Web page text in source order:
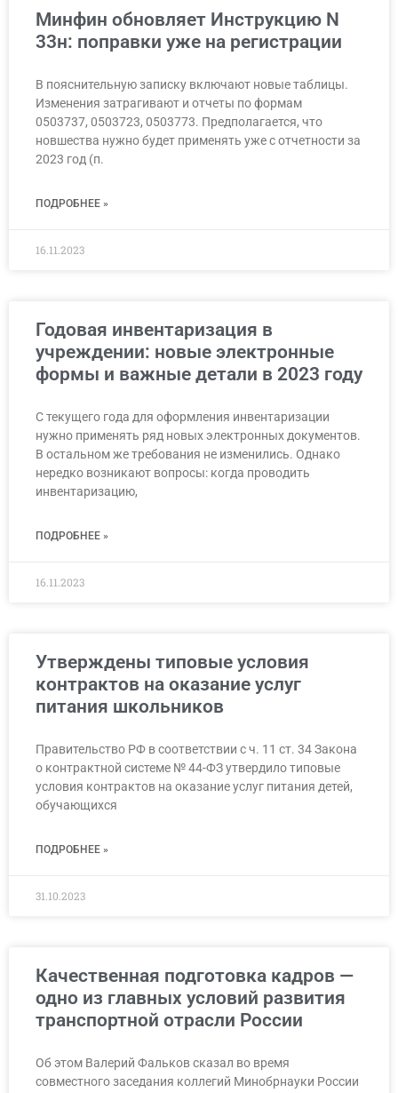
Минфин обновляет Инструкцию N
33н: поправки уже на регистрации
В пояснительную записку включают новые таблицы.
Изменения затрагивают и отчеты по формам
0503737, 0503723, 0503773. Предполагается, что
новшества нужно будет применять уже с отчетности за
2023 год (п.
ПОДРОБНЕЕ »
16.11.2023
Годовая инвентаризация в
учреждении: новые электронные
формы и важные детали в 2023 году
С текущего года для оформления инвентаризации
нужно применять ряд новых электронных документов.
В остальном же требования не изменились. Однако
нередко возникают вопросы: когда проводить
инвентаризацию,
ПОДРОБНЕЕ »
16.11.2023
Утверждены типовые условия
контрактов на оказание услуг
питания школьников
Правительство РФ в соответствии с ч. 11 ст. 34 Закона
о контрактной системе № 44-ФЗ утвердило типовые
условия контрактов на оказание услуг питания детей,
обучающихся
ПОДРОБНЕЕ »
31.10.2023
Качественная подготовка кадров —
одно из главных условий развития
транспортной отрасли России
Об этом Валерий Фальков сказал во время
совместного заседания коллегий Минобрнауки России